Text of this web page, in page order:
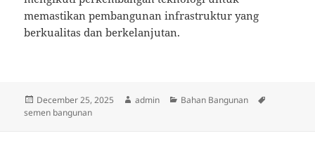
memastikan pembangunan infrastruktur yang
berkualitas dan berkelanjutan.
Posted
on
December 25, 2025 Author
admin Categories
Bahan Bangunan
semen bangunan